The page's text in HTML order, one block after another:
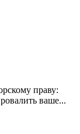
праву:
ваше...